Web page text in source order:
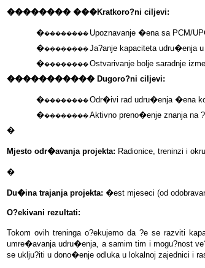
�������� ���Kratkoro?ni ciljevi:
��������� Upoznavanje �ena sa PCM/
��������� Ja?anje kapaciteta udru�enja
��������� Ostvarivanje bolje saradnje
����������� Dugoro?ni ciljevi:
��������� Odr�ivi rad udru�enja �ena
��������� Aktivno preno�enje znanja na
�
Mjesto odr�avanja projekta: Radionice, treninzi i
�
Du�ina trajanja projekta: �est mjeseci (od
O?ekivani rezultati:
Tokom ovih treninga o?ekujemo da ?e se razviti
umre�avanja udru�enja, a samim tim i mogu?nost
se uklju?iti u dono�enje odluka u lokalnoj zajednici i